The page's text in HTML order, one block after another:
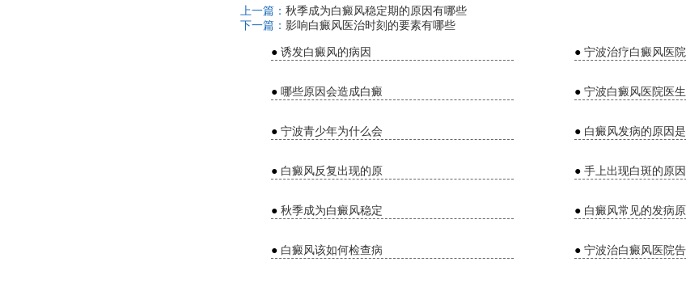
上一篇： 秋季成为白癜风稳定期的原因有哪些
下一篇： 影响白癜风医治时刻的要素有哪些
● 诱发白癜风的病因 ● 宁波治疗白癜风医院
● 哪些原因会造成白癜 ● 宁波白癜风医院医生
● 宁波青少年为什么会 ● 白癜风发病的原因是
● 白癜风反复出现的原 ● 手上出现白斑的原因
● 秋季成为白癜风稳定 ● 白癜风常见的发病原
● 白癜风该如何检查病 ● 宁波治白癜风医院告